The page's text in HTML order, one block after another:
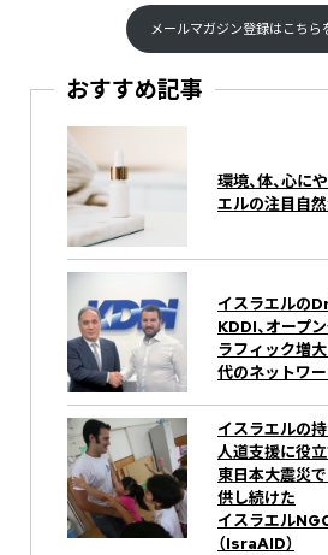
メールマガジン登録はこちら
おすすめ記事
環境、体、心に
エルの注目自
イスラエルの
KDDI、オープ
ラフィック増
代のネットワ
イスラエルの
人道支援に役立
東日本大震災で
供し続けた
イスラエル
（IsraAID）